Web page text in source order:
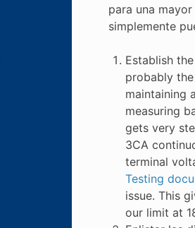
para una
simplemente
Establish
probably
maintaining
measuring
gets very
3CA
terminal
Testing
issue. This
our limit at